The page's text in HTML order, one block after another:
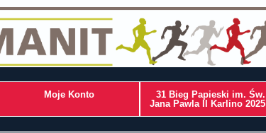
Moje Konto
31 Bieg Papieski im. Św.
Jana Pawla II Karlino 2025